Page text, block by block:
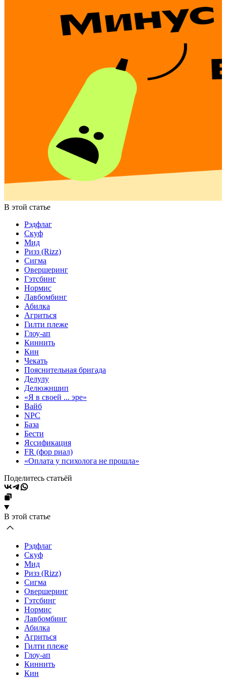
В этой статье
Рэдфлаг
Скуф
Мид
Ризз (Rizz)
Сигма
Овершеринг
Гэтсбинг
Нормис
Лавбомбинг
Абилка
Агриться
Гилти плеже
Глоу-ап
Киннить
Кин
Чекать
Пояснительная бригада
Делулу
Делюжншип
«Я в своей ... эре»
Вайб
NPC
База
Бести
Яссификация
FR (фор риал)
«Оплата у психолога не прошла»
Поделитесь статьёй
В этой статье
Рэдфлаг
Скуф
Мид
Ризз (Rizz)
Сигма
Овершеринг
Гэтсбинг
Нормис
Лавбомбинг
Абилка
Агриться
Гилти плеже
Глоу-ап
Киннить
Кин